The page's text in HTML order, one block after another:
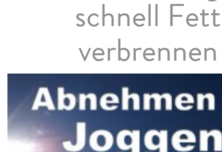
schnell Fett
verbrennen